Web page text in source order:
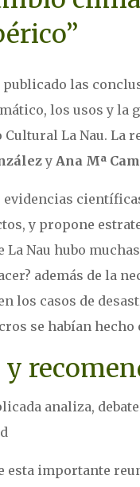
publicado las
los usos y
La Nau. La
y Ana Mª
evidencias
y propone
Nau hubo
además de la
los casos de
se habían hecho
analiza,
esta importante